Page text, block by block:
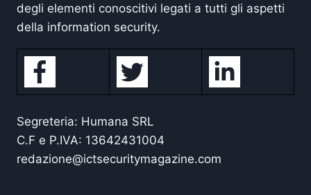
degli elementi conoscitivi legati a tutti gli aspetti
della information security.
Segreteria: Humana SRL
C.F e P.IVA: 13642431004
redazione@ictsecuritymagazine.com